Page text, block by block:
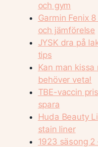
och gym
Garmin Fenix
och jämförelse
JYSK dra på
tips
Kan man
behöver veta!
TBE-vaccin
spara
Huda Beauty
stain liner
1923 säsong